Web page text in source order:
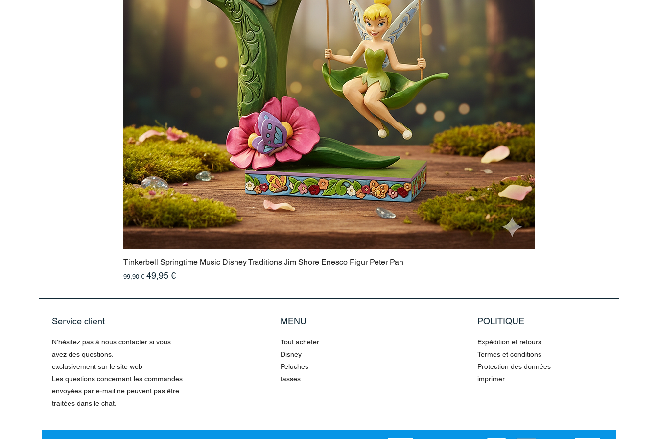
Tinkerbell Springtime Music Disney Traditions Jim Shore Enesco Figur Peter Pan
Prix original
99,90 € Prix promotionnel
49,95 €
Jasmin Aladdin Sammlerfigur Jim
Prix original
199,90 €
Service client
N'hésitez pas à nous contacter si vous
avez des questions.
exclusivement sur le site web
Les questions concernant les commandes
envoyées par e-mail ne peuvent pas être
traitées dans le chat.
MENU
Tout acheter
Disney
Peluches
tasses
POLITIQUE
Expédition et retours
Termes et conditions
Protection des données
imprimer